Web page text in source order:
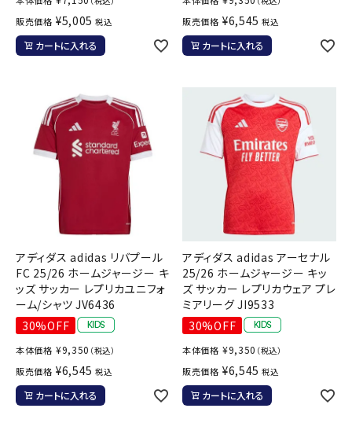
販売価格 ¥5,005 税込
カートに入れる
販売価格 ¥6,545 税込
カートに入れる
アディダス adidas リバプール
FC 25/26 ホームジャージー キ
ッズ サッカー レプリカユニフォ
ーム/シャツ JV6436
30%OFF
本体価格 ¥9,350 （税込）
販売価格 ¥6,545 税込
カートに入れる
アディダス adidas アーセナル
25/26 ホームジャージー キッ
ズ サッカー レプリカウェア プレ
ミアリーグ JI9533
30%OFF
本体価格 ¥9,350 （税込）
販売価格 ¥6,545 税込
カートに入れる